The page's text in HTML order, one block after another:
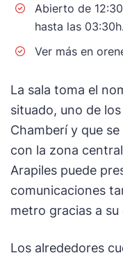
Abierto de
hasta las 03:30h.
Ver más en
La sala toma el
situado, uno de
Chamberí y que
con la zona
Arapiles puede
comunicaciones
metro gracias a
Los alrededores